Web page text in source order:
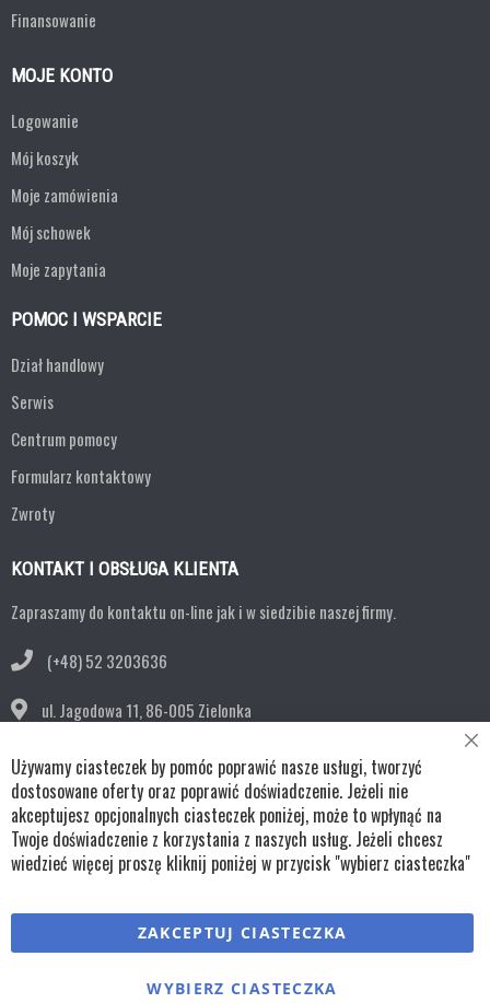
Finansowanie
MOJE KONTO
Logowanie
Mój koszyk
Moje zamówienia
Mój schowek
Moje zapytania
POMOC I WSPARCIE
Dział handlowy
Serwis
Centrum pomocy
Formularz kontaktowy
Zwroty
KONTAKT I OBSŁUGA KLIENTA
Zapraszamy do kontaktu on-line jak i w siedzibie naszej firmy.
(+48) 52 3203636
ul. Jagodowa 11, 86-005 Zielonka
bok@remko.pl
OBSERWUJ NAS
Copyright © wszystkie prawa zastrzeżone TKL Progress
RegulaminyPolityka cookiesPolityka prywatności
Używamy ciasteczek by pomóc poprawić nasze usługi, tworzyć
dostosowane oferty oraz poprawić doświadczenie. Jeżeli nie
akceptujesz opcjonalnych ciasteczek poniżej, może to wpłynąć na
Twoje doświadczenie z korzystania z naszych usług. Jeżeli chcesz
wiedzieć więcej proszę kliknij poniżej w przycisk "wybierz ciasteczka"
ZAKCEPTUJ CIASTECZKA
WYBIERZ CIASTECZKA